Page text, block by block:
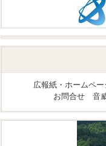
広報紙・ホームペー
お問合せ 音